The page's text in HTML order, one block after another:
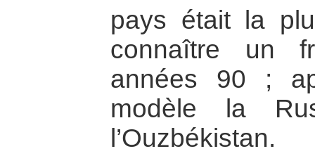
pays était la
connaître un
années 90 ;
modèle la
l’Ouzbékistan.